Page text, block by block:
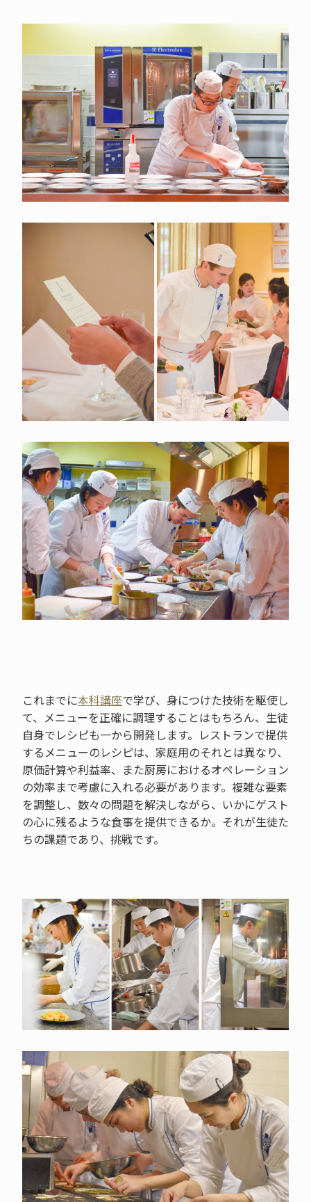
これまでに本科講座で学び、身につけた技術を駆使し
て、メニューを正確に調理することはもちろん、生徒
自身でレシピも一から開発します。レストランで提供
するメニューのレシピは、家庭用のそれとは異なり、
原価計算や利益率、また厨房におけるオペレーション
の効率まで考慮に入れる必要があります。複雑な要素
を調整し、数々の問題を解決しながら、いかにゲスト
の心に残るような食事を提供できるか。それが生徒た
ちの課題であり、挑戦です。